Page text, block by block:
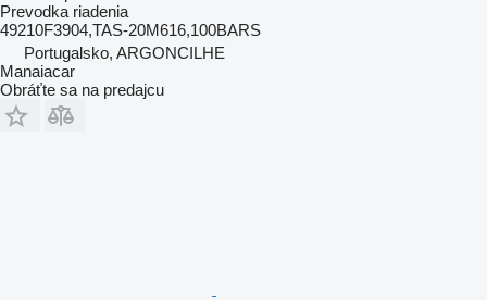
Prevodka riadenia
49210F3904,TAS-20M616,100BARS
Portugalsko, ARGONCILHE
Manaiacar
Obráťte sa na predajcu